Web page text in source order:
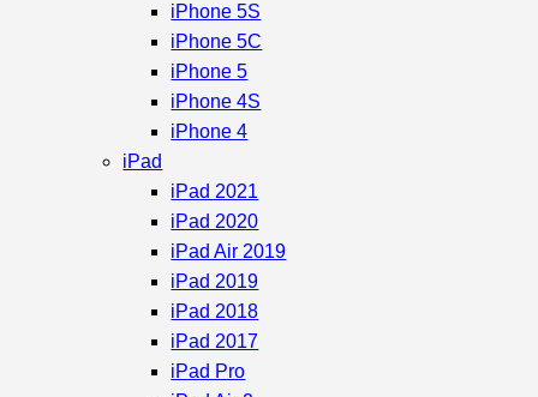
iPhone 5S
iPhone 5C
iPhone 5
iPhone 4S
iPhone 4
iPad
iPad 2021
iPad 2020
iPad Air 2019
iPad 2019
iPad 2018
iPad 2017
iPad Pro